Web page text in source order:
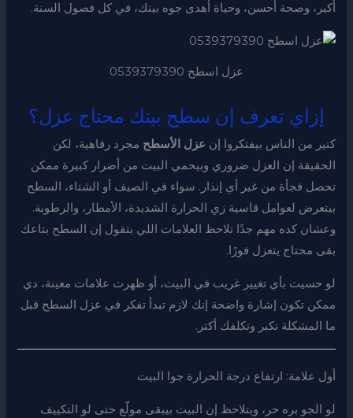
أكبر، وصحة أحسن، وحياة أهدى جوه بيتك، في كل فصول السنة.
عزل اسطح 0539379390
إزاي تعرف إن سطح بيتك محتاج عزل؟
كتير من الناس بيفتكروا إن عزل الأسطح مجرد رفاهية، لكن
الحقيقة إن العزل ضروري وبيحمي البيت من أضرار كبيرة ممكن
تحصل فجأة من غير أي إنذار. سواء في الصيف أو الشتاء، السطح
بيتعرض لعوامل قاسية زي الحرارة الشديدة، الأمطار، والرطوبة.
وعشان كده مهم جدًا تلاحظ العلامات اللي بتقول إن السطح بتاعك
بقى محتاج يتعزل فورًا.
لو حسيت بأي تغيير غريب في البيت، أو ظهرت علامات معينة، دي
ممكن تكون إشارة واضحة إنك لازم تبدأ تفكر في عزل السطح قبل
ما المشكلة تكبر وتكلفك أكتر.
أول علامة: ارتفاع درجة الحرارة جوا البيت
لو الجو بره حر، وبتلاحظ إن البيت بيبقى مولّع حتى لو التكييف